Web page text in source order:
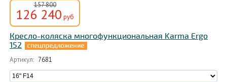
157 800
126 240 руб
Кресло-коляска многофункциональная Karma Ergo
152
Артикул: 7681